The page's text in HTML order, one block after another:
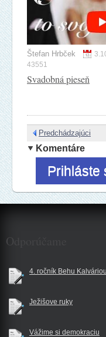
Štefan Hrbček
43551
Svadobná pieseň
Predchádzajúci
Komentáre
Prihláste
Odporúčame
4. ročník Behu
Ježišove ruky
Vážime si demokraciu